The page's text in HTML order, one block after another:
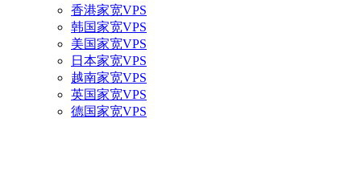
香港家宽VPS
韩国家宽VPS
美国家宽VPS
日本家宽VPS
越南家宽VPS
英国家宽VPS
德国家宽VPS